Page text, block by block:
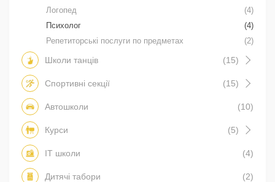
Логопед
(4)
Психолог
(4)
Репетиторські послуги по предметах
(2)
Школи танців (15)
Спортивні секції (15)
Автошколи (10)
Курси (5)
IT школи (4)
Дитячі табори (2)